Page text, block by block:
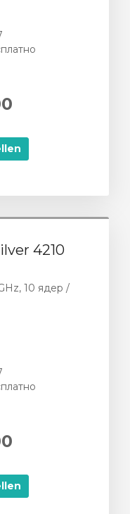
4210
10 ядер /